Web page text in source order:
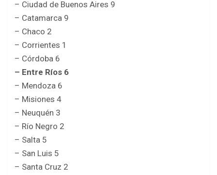
– Ciudad de Buenos Aires 9
– Catamarca 9
– Chaco 2
– Corrientes 1
– Córdoba 6
– Entre Ríos 6
– Mendoza 6
– Misiones 4
– Neuquén 3
– Río Negro 2
– Salta 5
– San Luis 5
– Santa Cruz 2